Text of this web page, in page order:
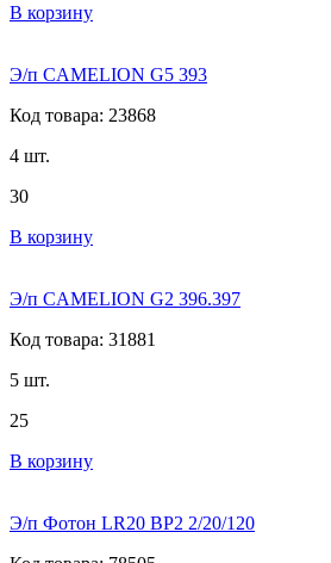
В корзину
Э/п CAMELION G5 393
Код товара: 23868
4 шт.
30
В корзину
Э/п CAMELION G2 396.397
Код товара: 31881
5 шт.
25
В корзину
Э/п Фотон LR20 BP2 2/20/120